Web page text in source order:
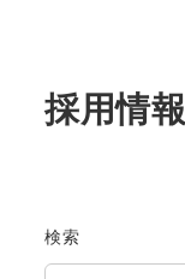
採用情報
検索